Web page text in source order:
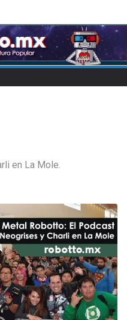
en La Mole.